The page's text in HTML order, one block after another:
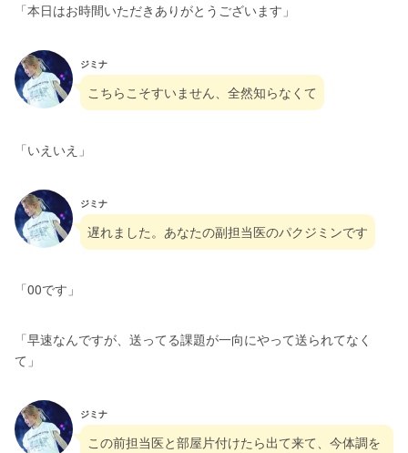
「本日はお時間いただきありがとうございます」
ジミナ
こちらこそすいません、全然知らなくて
「いえいえ」
ジミナ
遅れました。あなたの副担当医のパクジミンです
「00です」
「早速なんですが、送ってる課題が一向にやって送られてなく
て」
ジミナ
この前担当医と部屋片付けたら出て来て、今体調を